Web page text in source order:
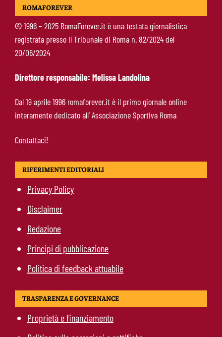
Molina-Roma, arrivo oggi: il passaporto può
sbloccare un altro colpo
ROMAFOREVER
©1996 – 2025 RomaForever.it è una testata giornalistica
registrata presso il Tribunale di Roma n. 82/2024 del
20/06/2024
Direttore responsabile: Melissa Landolina
Dal 19 aprile 1996 romaforever.it è il primo giornale online
interamente dedicato all’ Associazione Sportiva Roma
Contattaci!
RIFERIMENTI EDITORIALI
Privacy Policy
Disclaimer
Redazione
Principi di pubblicazione
Politica di feedback attuabile
TRASPARENZA E GOVERNANCE
Proprietà e finanziamento